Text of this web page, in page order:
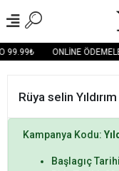
99.99₺ ONLİNE
Rüya selin Yıldırım
Kampanya Kodu:
Başlagıç